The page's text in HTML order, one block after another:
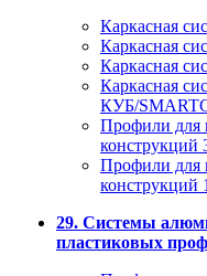
Каркасная
Каркасная
Каркасная
Каркасная
КУБ/
Профили для
конструкций
Профили для
конструкций
29. Системы
пластиковых